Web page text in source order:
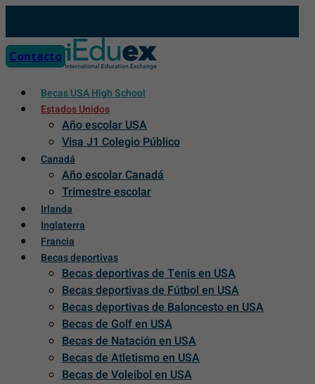
content
Contacto
Becas USA High School
Estados Unidos
Año escolar USA
Visa J1 Colegio Público
Canadá
Año escolar Canadá
Trimestre escolar
Irlanda
Inglaterra
Francia
Becas deportivas
Becas deportivas de Tenis en USA
Becas deportivas de Fútbol en USA
Becas deportivas de Baloncesto en USA
Becas de Golf en USA
Becas de Natación en USA
Becas de Atletismo en USA
Becas de Voleibol en USA